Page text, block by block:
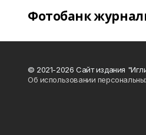
Фотобанк
© 2021-2026 Сайт издания
Об использовании